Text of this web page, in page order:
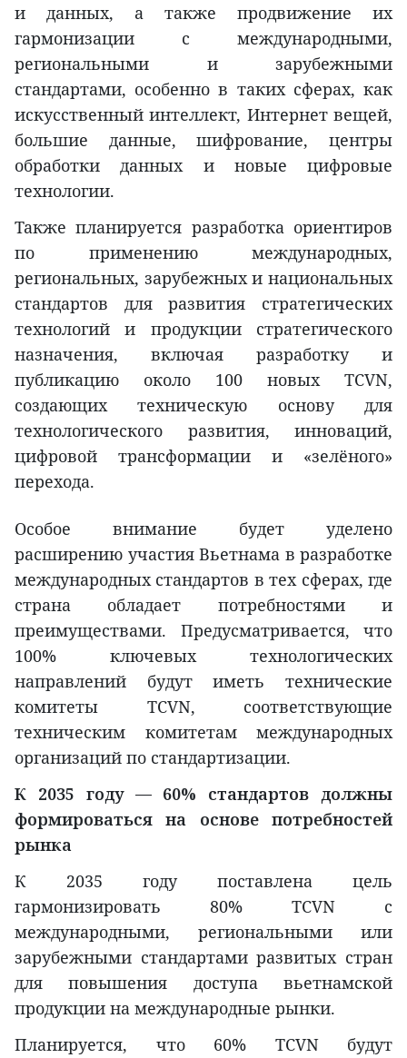
и данных, а также продвижение их
гармонизации с международными,
региональными и зарубежными
стандартами, особенно в таких сферах, как
искусственный интеллект, Интернет вещей,
большие данные, шифрование, центры
обработки данных и новые цифровые
технологии.
Также планируется разработка ориентиров
по применению международных,
региональных, зарубежных и национальных
стандартов для развития стратегических
технологий и продукции стратегического
назначения, включая разработку и
публикацию около 100 новых TCVN,
создающих техническую основу для
технологического развития, инноваций,
цифровой трансформации и «зелёного»
перехода.
Особое внимание будет уделено
расширению участия Вьетнама в разработке
международных стандартов в тех сферах, где
страна обладает потребностями и
преимуществами. Предусматривается, что
100% ключевых технологических
направлений будут иметь технические
комитеты TCVN, соответствующие
техническим комитетам международных
организаций по стандартизации.
К 2035 году — 60% стандартов должны
формироваться на основе потребностей
рынка
К 2035 году поставлена цель
гармонизировать 80% TCVN с
международными, региональными или
зарубежными стандартами развитых стран
для повышения доступа вьетнамской
продукции на международные рынки.
Планируется, что 60% TCVN будут